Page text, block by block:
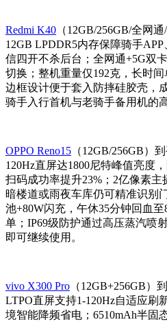
Redmi K40 （12GB/256GB/全网
12GB LPDDR5内存保障骑手
信四开不杀后台；全网通+5G双
切换；整机重量仅192克，长时
边框设计便于套入防摔硅胶壳，
骑手入行首机与老骑手备用机的
OPPO Reno15 （12GB/256GB）
120Hz直屏达1800尼特峰值亮度
扫码成功率提升23%；2亿像素
暗楼道或雨夜车库仍可精准识别
池+80W闪充，午休35分钟回血
单；IP69级防护通过高压蒸汽喷
即可继续使用。
vivo X300 Pro （12GB+256GB）
LTPO直屏支持1-120Hz自适应刷
境智能降频省电；6510mAh半固